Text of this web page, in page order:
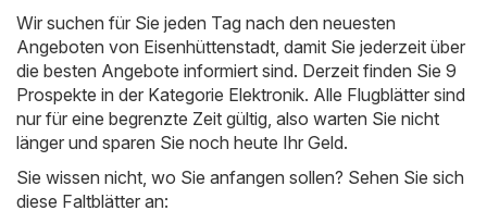
Wir suchen für Sie jeden Tag nach den neuesten
Angeboten von Eisenhüttenstadt, damit Sie jederzeit über
die besten Angebote informiert sind. Derzeit finden Sie 9
Prospekte in der Kategorie Elektronik. Alle Flugblätter sind
nur für eine begrenzte Zeit gültig, also warten Sie nicht
länger und sparen Sie noch heute Ihr Geld.
Sie wissen nicht, wo Sie anfangen sollen? Sehen Sie sich
diese Faltblätter an: